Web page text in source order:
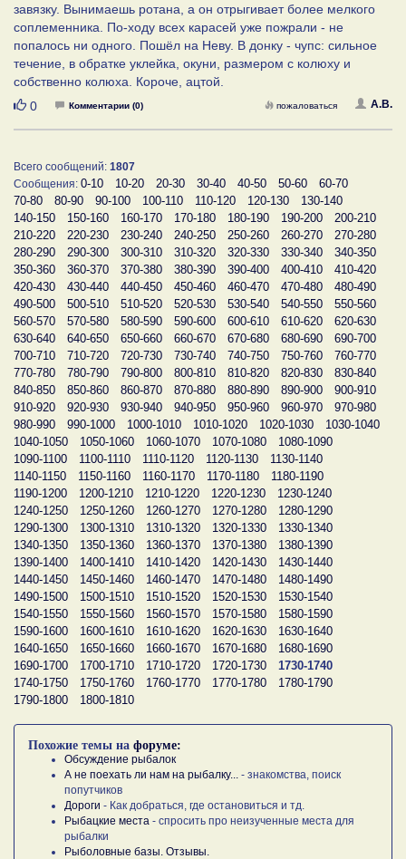
завязку. Вынимаешь ротана, а он отрыгивает более мелкого
соплеменника. По-ходу всех карасей уже пожрали - не
попалось ни одного. Пошёл на Неву. В донку - чупс: сильное
течение, в обратке уклейка, окуни, размером с колюху и
собственно колюха. Короче, ацтой.
Нравится
0 Комментарии (0) А.В.
пожаловаться
Всего сообщений: 1807
Сообщения: 0-10 10-20 20-30 30-40 40-50 50-60
60-70
70-80
80-90 90-100 100-110 110-120 120-130
130-140
140-150
150-160 160-170 170-180 180-190 190-200
200-210
210-220
220-230 230-240 240-250 250-260 260-270
270-280
280-290
290-300 300-310 310-320 320-330 330-340
340-350
350-360
360-370 370-380 380-390 390-400 400-410
410-420
420-430
430-440 440-450 450-460 460-470 470-480
480-490
490-500
500-510 510-520 520-530 530-540 540-550
550-560
560-570
570-580 580-590 590-600 600-610 610-620
620-630
630-640
640-650 650-660 660-670 670-680 680-690
690-700
700-710
710-720 720-730 730-740 740-750 750-760
760-770
770-780
780-790 790-800 800-810 810-820 820-830
830-840
840-850
850-860 860-870 870-880 880-890 890-900
900-910
910-920
920-930 930-940 940-950 950-960 960-970
970-980
980-990
990-1000 1000-1010 1010-1020 1020-1030
1030-1040
1040-1050
1050-1060 1060-1070 1070-1080
1080-1090
1090-1100
1100-1110 1110-1120 1120-1130
1130-1140
1140-1150
1150-1160 1160-1170 1170-1180
1180-1190
1190-1200
1200-1210 1210-1220 1220-1230
1230-1240
1240-1250
1250-1260 1260-1270 1270-1280
1280-1290
1290-1300
1300-1310 1310-1320 1320-1330
1330-1340
1340-1350
1350-1360 1360-1370 1370-1380
1380-1390
1390-1400
1400-1410 1410-1420 1420-1430
1430-1440
1440-1450
1450-1460 1460-1470 1470-1480
1480-1490
1490-1500
1500-1510 1510-1520 1520-1530
1530-1540
1540-1550
1550-1560 1560-1570 1570-1580
1580-1590
1590-1600
1600-1610 1610-1620 1620-1630
1630-1640
1640-1650
1650-1660 1660-1670 1670-1680
1680-1690
1690-1700
1700-1710 1710-1720 1720-1730
1730-1740
1740-1750
1750-1760 1760-1770 1770-1780
1780-1790
1790-1800
1800-1810
Похожие темы на форуме:
Обсуждение рыбалок
А не поехать ли нам на рыбалку...
- знакомства, поиск
попутчиков
Дороги - Как добраться, где остановиться и тд.
Рыбацкие места - спросить про неизученные места для
рыбалки
Рыболовные базы. Отзывы.